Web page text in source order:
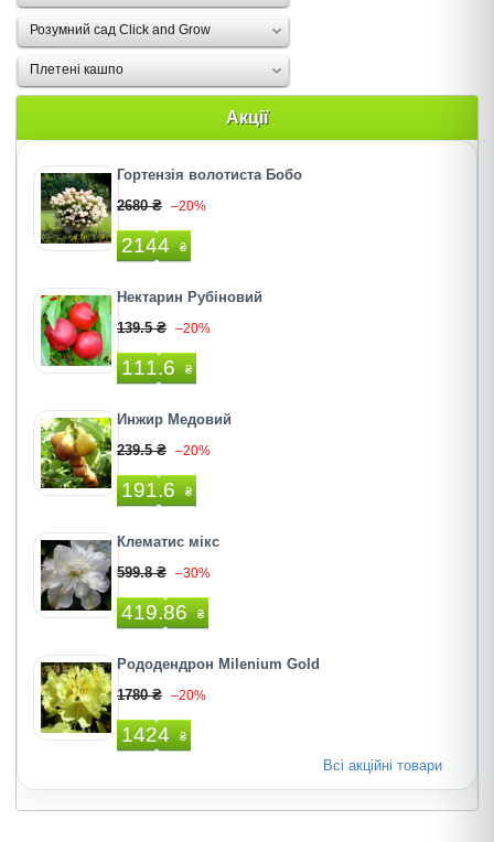
Розумний сад Click and Grow
Плетені кашпо
Акції
Гортензія волотиста Бобо
2680 ₴ –20%
2144 ₴
Нектарин Рубіновий
139.5 ₴ –20%
111.6 ₴
Инжир Медовий
239.5 ₴ –20%
191.6 ₴
Клематис мікс
599.8 ₴ –30%
419.86 ₴
Рододендрон Milenium Gold
1780 ₴ –20%
1424 ₴
Всі акційні товари